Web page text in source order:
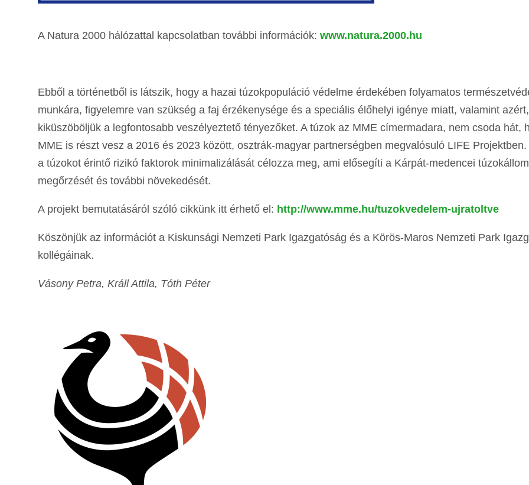
A Natura 2000 hálózattal kapcsolatban további információk: www.natura.2000.hu
Ebből a történetből is látszik, hogy a hazai túzokpopuláció védelme érdekében folyamatos
munkára, figyelemre van szükség a faj érzékenysége és a speciális élőhelyi igénye miatt, valamint
kiküszöböljük a legfontosabb veszélyeztető tényezőket. A túzok az MME címermadara, nem csoda hát,
MME is részt vesz a 2016 és 2023 között, osztrák-magyar partnerségben megvalósuló LIFE Projektben.
a túzokot érintő rizikó faktorok minimalizálását célozza meg, ami elősegíti a Kárpát-medencei
megőrzését és további növekedését.
A projekt bemutatásáról szóló cikkünk itt érhető el: http://www.mme.hu/tuzokvedelem-ujratoltve
Köszönjük az információt a Kiskunsági Nemzeti Park Igazgatóság és a Körös-Maros Nemzeti Park
kollégáinak.
Vásony Petra, Králl Attila, Tóth Péter